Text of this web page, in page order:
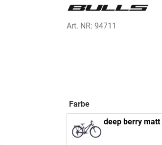
Art. NR: 94711
Farbe
deep berry matt